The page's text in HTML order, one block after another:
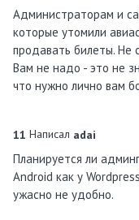
Администраторам и
которые утомили
продавать билеты. Не
Вам не надо - это не
что нужно лично вам
11 Написал adai
Планируется ли
Android как у
ужасно не удобно.